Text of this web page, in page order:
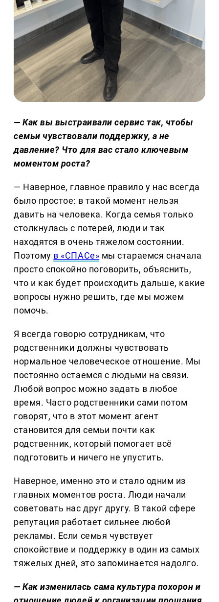
— Как вы выстраивали сервис так, чтобы
семьи чувствовали поддержку, а не
давление? Что для вас стало ключевым
моментом роста?
— Наверное, главное правило у нас всегда
было простое: в такой момент нельзя
давить на человека. Когда семья только
столкнулась с потерей, люди и так
находятся в очень тяжелом состоянии.
Поэтому в «СПАСе» мы стараемся сначала
просто спокойно поговорить, объяснить,
что и как будет происходить дальше, какие
вопросы нужно решить, где мы можем
помочь.
Я всегда говорю сотрудникам, что
родственники должны чувствовать
нормальное человеческое отношение. Мы
постоянно остаемся с людьми на связи.
Любой вопрос можно задать в любое
время. Часто родственники сами потом
говорят, что в этот момент агент
становится для семьи почти как
родственник, который помогает всё
подготовить и ничего не упустить.
Наверное, именно это и стало одним из
главных моментов роста. Люди начали
советовать нас друг другу. В такой сфере
репутация работает сильнее любой
рекламы. Если семья чувствует
спокойствие и поддержку в один из самых
тяжелых дней, это запоминается надолго.
— Как изменилась сама культура похорон и